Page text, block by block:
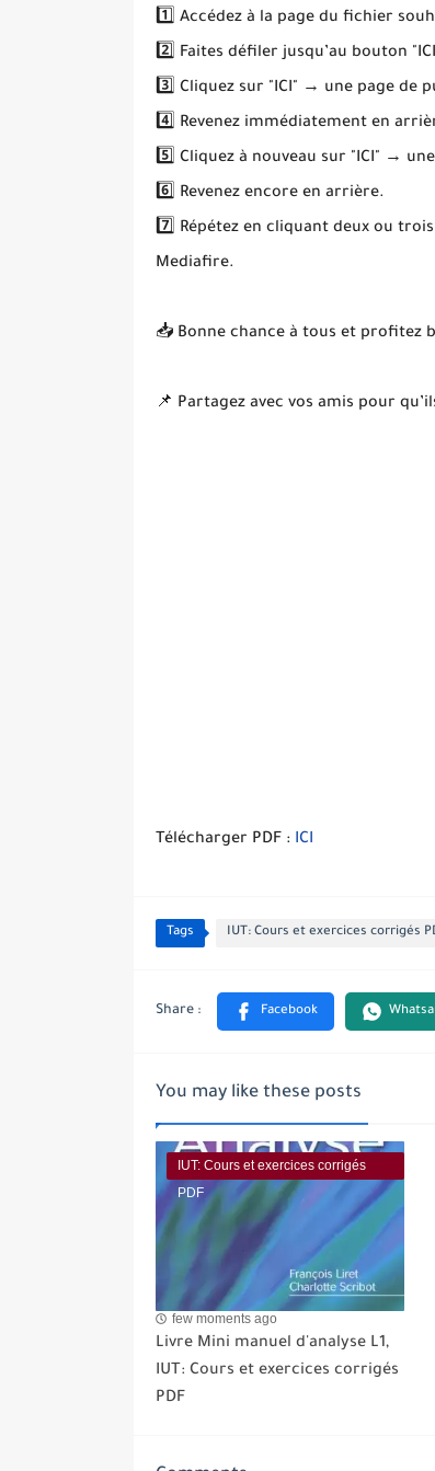
1️⃣ Accédez à la page du fichier
2️⃣ Faites défiler jusqu’au bouton
3️⃣ Cliquez sur "ICI" → une page de
4️⃣ Revenez immédiatement en
5️⃣ Cliquez à nouveau sur "ICI" →
6️⃣ Revenez encore en arrière.
7️⃣ Répétez en cliquant deux ou
Mediafire.
📥 Bonne chance à tous et profitez
📌 Partagez avec vos amis pour
Télécharger PDF : ICI
Tags IUT: Cours et exercices corrigés
You may like these posts
IUT: Cours et exercices corrigés
PDF
few moments ago
Livre Mini manuel d'analyse L1,
IUT: Cours et exercices corrigés
PDF